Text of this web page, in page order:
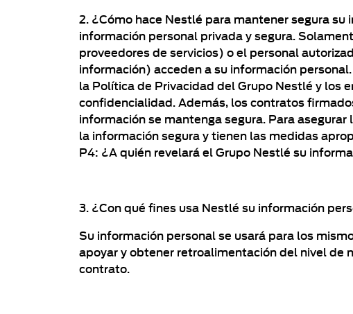
2. ¿Cómo hace Nestlé para mantener segura
información personal privada y segura.
proveedores de servicios) o el personal
información) acceden a su información
la Política de Privacidad del Grupo Nestlé y los
confidencialidad. Además, los contratos
información se mantenga segura. Para
la información segura y tienen las medidas
P4: ¿A quién revelará el Grupo Nestlé su
3. ¿Con qué fines usa Nestlé su información
Su información personal se usará para los
apoyar y obtener retroalimentación del nivel de
contrato.